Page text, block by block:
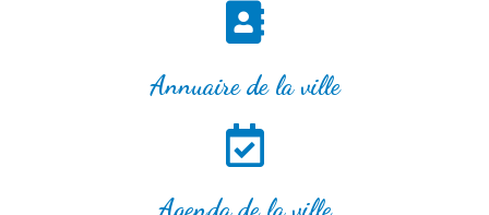
Annuaire de la ville